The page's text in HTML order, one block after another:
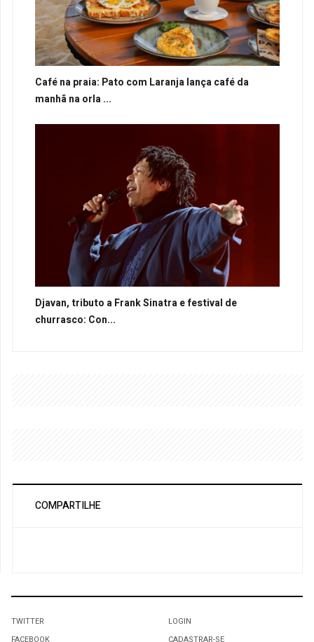
Café na praia: Pato com Laranja lança café da
manhã na orla ...
Djavan, tributo a Frank Sinatra e festival de
churrasco: Con...
COMPARTILHE
TWITTER
FACEBOOK
LOGIN
CADASTRAR-SE